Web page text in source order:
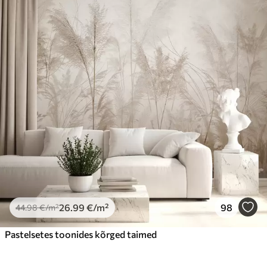
44.98€/m²26.99 €/m² 98
Pastelsetes toonides kõrged taimed